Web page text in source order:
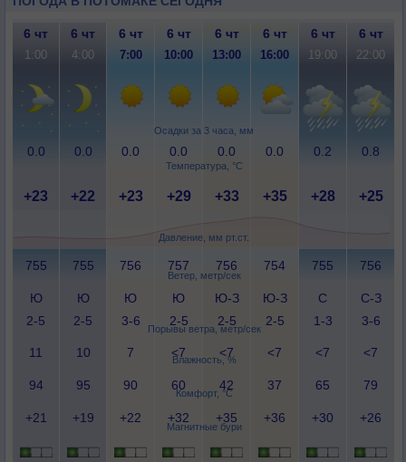
Осадки за 3 часа, мм
Температура, °C
Давление, мм рт.ст.
Ветер, метр/сек
Порывы ветра, метр/сек
Влажность, %
Комфорт, °C
Магнитные бури
6 чт 6 чт 6 чт 6 чт 6 чт 6 чт 6 чт 6 чт
1:00 4:00 7:00 10:00 13:00 16:00 19:00 22:00
0.0 0.0 0.0 0.0 0.0 0.0 0.2 0.8
+23 +22 +23 +29 +33 +35 +28 +25
755 755 756 757 756 754 755 756
Ю
2-5
Ю
2-5
Ю
3-6
Ю
2-5
Ю-З
2-5
Ю-З
2-5
С
1-3
С-З
3-6
11 10 7 <7 <7 <7 <7 <7
94 95 90 60 42 37 65 79
+21 +19 +22 +32 +35 +36 +30 +26